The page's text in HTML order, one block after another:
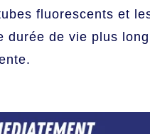
fluorescents et
durée de vie plus